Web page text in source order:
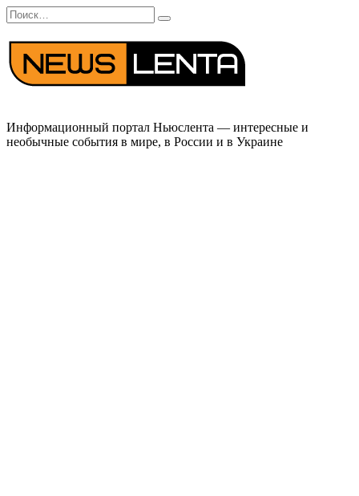
Перейти
к
содержанию
Search
for:
Информационный портал Ньюслента — интересные и
необычные события в мире, в России и в Украине